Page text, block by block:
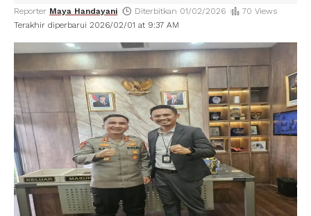
Terakhir diperbarui 2026/02/01 at 9:37 AM
Reporter Maya Handayani Diterbitkan 01/02/2026 70 Views